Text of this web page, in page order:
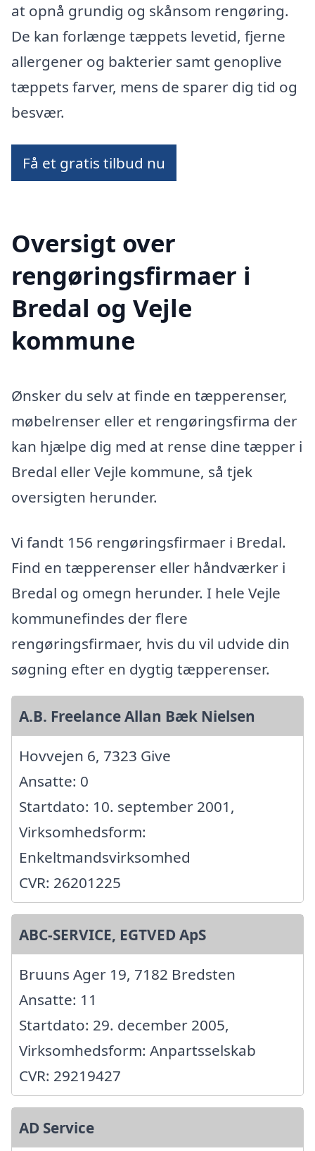
at opnå grundig og skånsom rengøring.
De kan forlænge tæppets levetid, fjerne
allergener og bakterier samt genoplive
tæppets farver, mens de sparer dig tid og
besvær.
Få et gratis tilbud nu
Oversigt over
rengøringsfirmaer i
Bredal og Vejle
kommune
Ønsker du selv at finde en tæpperenser,
møbelrenser eller et rengøringsfirma der
kan hjælpe dig med at rense dine tæpper i
Bredal eller Vejle kommune, så tjek
oversigten herunder.
Vi fandt 156 rengøringsfirmaer i Bredal.
Find en tæpperenser eller håndværker i
Bredal og omegn herunder. I hele Vejle
kommunefindes der flere
rengøringsfirmaer, hvis du vil udvide din
søgning efter en dygtig tæpperenser.
A.B. Freelance Allan Bæk Nielsen
Hovvejen 6, 7323 Give
Ansatte: 0
Startdato: 10. september 2001,
Virksomhedsform:
Enkeltmandsvirksomhed
CVR: 26201225
ABC-SERVICE, EGTVED ApS
Bruuns Ager 19, 7182 Bredsten
Ansatte: 11
Startdato: 29. december 2005,
Virksomhedsform: Anpartsselskab
CVR: 29219427
AD Service